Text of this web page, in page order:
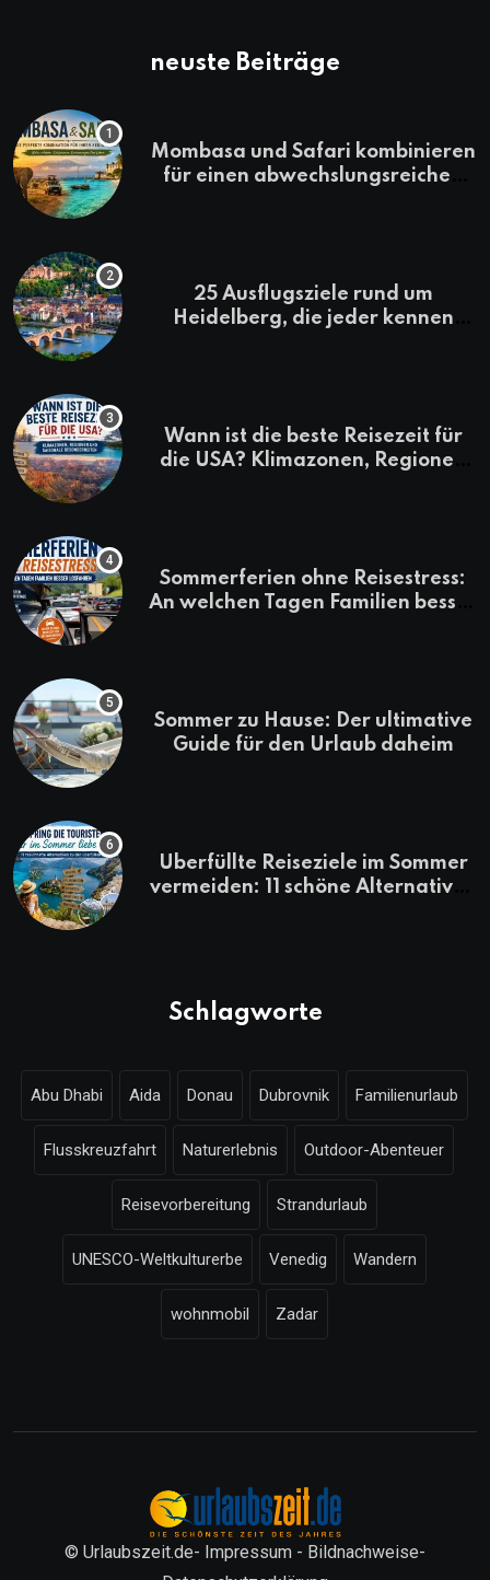
neuste Beiträge
Mombasa und Safari kombinieren
für einen abwechslungsreichen
25 Ausflugsziele rund um
Heidelberg, die jeder kennen
Wann ist die beste Reisezeit für
die USA? Klimazonen, Regionen
Sommerferien ohne Reisestress:
An welchen Tagen Familien besser
Sommer zu Hause: Der ultimative
Guide für den Urlaub daheim
Überfüllte Reiseziele im Sommer
vermeiden: 11 schöne Alternativen
Schlagworte
Abu Dhabi Aida Donau Dubrovnik Familienurlaub
Flusskreuzfahrt Naturerlebnis Outdoor-Abenteuer
Reisevorbereitung Strandurlaub
UNESCO-Weltkulturerbe Venedig Wandern
wohnmobil Zadar
© Urlaubszeit.de- Impressum - Bildnachweise-